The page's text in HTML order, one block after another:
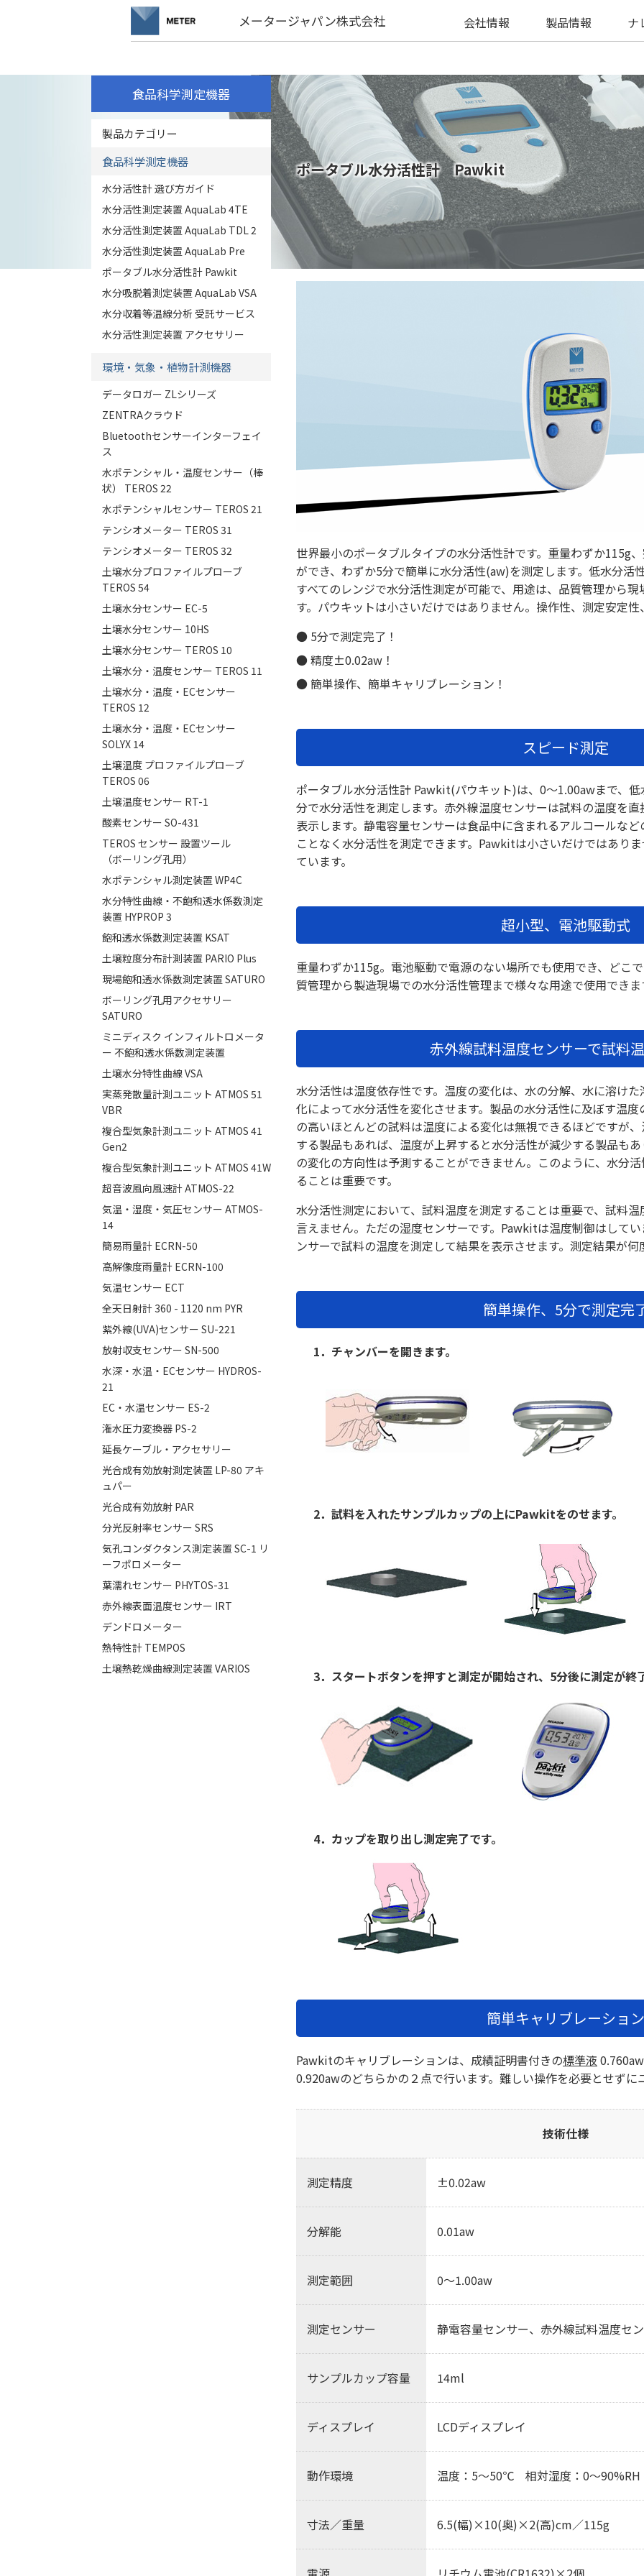
メータージャパン株式会社 会社情報 製品情報 ナ
食品科学測定機器
ポータブル水分活性計 Pawkit
製品カテゴリー
食品科学測定機器
水分活性計 選び方ガイド
水分活性測定装置 AquaLab 4TE
水分活性測定装置 AquaLab TDL 2
水分活性測定装置 AquaLab Pre
ポータブル水分活性計 Pawkit
水分吸脱着測定装置 AquaLab VSA
水分収着等温線分析 受託サービス
水分活性測定装置 アクセサリー
環境・気象・植物計測機器
データロガー ZLシリーズ
ZENTRAクラウド
Bluetoothセンサーインターフェイ
ス
水ポテンシャル・温度センサー（棒
状） TEROS 22
水ポテンシャルセンサー TEROS 21
テンシオメーター TEROS 31
テンシオメーター TEROS 32
土壌水分プロファイルプローブ
TEROS 54
土壌水分センサー EC-5
土壌水分センサー 10HS
土壌水分センサー TEROS 10
土壌水分・温度センサー TEROS 11
土壌水分・温度・ECセンサー
TEROS 12
土壌水分・温度・ECセンサー
SOLYX 14
土壌温度 プロファイルプローブ
TEROS 06
土壌温度センサー RT-1
酸素センサー SO-431
TEROS センサー 設置ツール
（ボーリング孔用）
水ポテンシャル測定装置 WP4C
水分特性曲線・不飽和透水係数測定
装置 HYPROP 3
飽和透水係数測定装置 KSAT
土壌粒度分布計測装置 PARIO Plus
現場飽和透水係数測定装置 SATURO
ボーリング孔用アクセサリー
SATURO
ミニディスク インフィルトロメータ
ー 不飽和透水係数測定装置
土壌水分特性曲線 VSA
実蒸発散量計測ユニット ATMOS 51
VBR
複合型気象計測ユニット ATMOS 41
Gen2
複合型気象計測ユニット ATMOS 41W
超音波風向風速計 ATMOS-22
気温・湿度・気圧センサー ATMOS-
14
簡易雨量計 ECRN-50
高解像度雨量計 ECRN-100
気温センサー ECT
全天日射計 360 - 1120 nm PYR
紫外線(UVA)センサー SU-221
放射収支センサー SN-500
水深・水温・ECセンサー HYDROS-
21
EC・水温センサー ES-2
潅水圧力変換器 PS-2
延長ケーブル・アクセサリー
光合成有効放射測定装置 LP-80 アキ
ュパー
光合成有効放射 PAR
分光反射率センサー SRS
気孔コンダクタンス測定装置 SC-1 リ
ーフポロメーター
葉濡れセンサー PHYTOS-31
赤外線表面温度センサー IRT
デンドロメーター
熱特性計 TEMPOS
土壌熱乾燥曲線測定装置 VARIOS
世界最小のポータブルタイプの水分活性計です。重量わずか115g
ができ、わずか5分で簡単に水分活性(aw)を測定します。低水分活
すべてのレンジで水分活性測定が可能で、用途は、品質管理から
す。パウキットは小さいだけではありません。操作性、測定安定
● 5分で測定完了！
● 精度±0.02aw！
● 簡単操作、簡単キャリブレーション！
スピード測定
ポータブル水分活性計 Pawkit(パウキット)は、0～1.00awまで、
分で水分活性を測定します。赤外線温度センサーは試料の温度を
表示します。静電容量センサーは食品中に含まれるアルコールな
ことなく水分活性を測定できます。Pawkitは小さいだけではあり
ています。
超小型、電池駆動式
重量わずか115g。電池駆動で電源のない場所でも使用でき、どこ
質管理から製造現場での水分活性管理まで様々な用途で使用できま
赤外線試料温度センサーで試料
水分活性は温度依存性です。温度の変化は、水の分解、水に溶け
化によって水分活性を変化させます。製品の水分活性に及ぼす温
の高いほとんどの試料は温度による変化は無視できるほどですが
する製品もあれば、温度が上昇すると水分活性が減少する製品も
の変化の方向性は予測することができません。このように、水分
ることは重要です。
水分活性測定において、試料温度を測定することは重要で、試料
言えません。ただの湿度センサーです。Pawkitは温度制御はして
ンサーで試料の温度を測定して結果を表示させます。測定結果が
簡単操作、5分で測定完
1．チャンバーを開きます。
2．試料を入れたサンプルカップの上にPawkitをのせます。
3．スタートボタンを押すと測定が開始され、5分後に測定が終
4．カップを取り出し測定完了です。
簡単キャリブレーション
Pawkitのキャリブレーションは、成績証明書付きの標準液
0.920awのどちらかの２点で行います。難しい操作を必要とせずに
技術仕様
測定精度 ±0.02aw
分解能 0.01aw
測定範囲 0～1.00aw
測定センサー 静電容量センサー、赤外線試料温度セ
サンプルカップ容量 14ml
ディスプレイ LCDディスプレイ
動作環境 温度：5～50℃ 相対湿度：0～90%RH
寸法／重量 6.5(幅)×10(奥)×2(高)cm／115g